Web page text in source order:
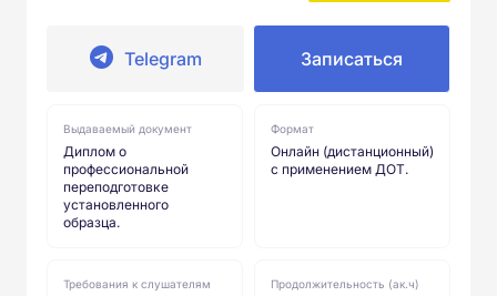
Telegram Записаться
Выдаваемый документ
Диплом о
профессиональной
переподготовке
установленного
образца.
Формат
Онлайн (дистанционный)
с применением ДОТ.
Требования к слушателям Продолжительность (ак.ч)